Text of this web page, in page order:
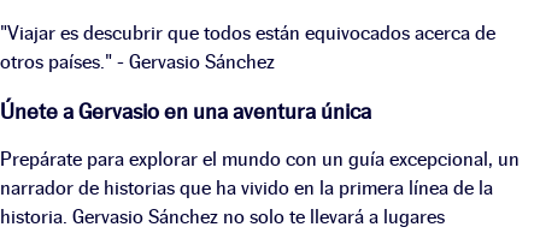
"Viajar es descubrir que todos están equivocados acerca de
otros países." - Gervasio Sánchez
Únete a Gervasio en una aventura única
Prepárate para explorar el mundo con un guía excepcional, un
narrador de historias que ha vivido en la primera línea de la
historia. Gervasio Sánchez no solo te llevará a lugares